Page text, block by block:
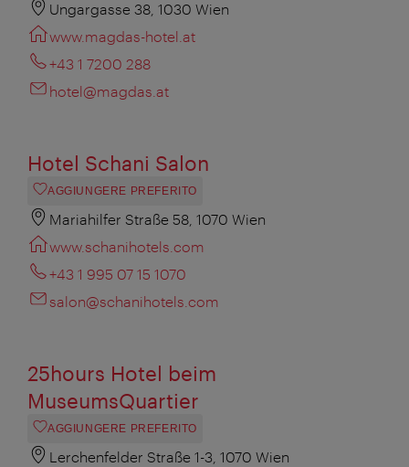
Ungargasse 38, 1030 Wien
www.magdas-hotel.at
+43 1 7200 288
hotel@magdas.at
Hotel Schani Salon
AGGIUNGERE PREFERITO
Mariahilfer Straße 58, 1070 Wien
www.schanihotels.com
+43 1 995 07 15 1070
salon@schanihotels.com
25hours Hotel beim
MuseumsQuartier
AGGIUNGERE PREFERITO
Lerchenfelder Straße 1-3, 1070 Wien